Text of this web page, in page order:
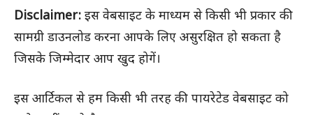
Disclaimer: इस वेबसाइट के माध्यम से किसी भी प्रकार की
सामग्री डाउनलोड करना आपके लिए असुरक्षित हो सकता है
जिसके जिम्मेदार आप खुद होगें।
इस आर्टिकल से हम किसी भी तरह की पायरेटेड वेबसाइट को